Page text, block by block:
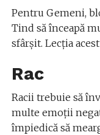
Pentru Gemeni,
Tind să înceapă
sfârșit. Lecția
Rac
Racii trebuie să
multe emoții
împiedică să